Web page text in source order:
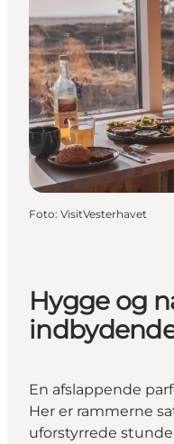
Foto: VisitVesterhavet
Hygge og
En afslappende
Her er rammerne
uforstyrrede